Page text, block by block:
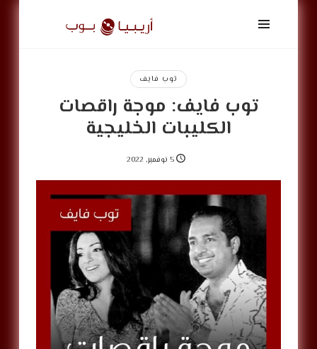
أريبيا
بوب
ArabiaPopتوب فايف
توب فايف: موجة راقصات
الكليبات الخليجية
5 نوفمبر, 2022